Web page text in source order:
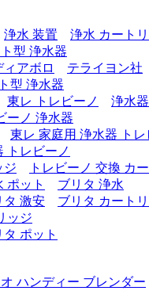
浄水 装置
浄水 カート
型 浄水器
アボロ
テライヨン社
型 浄水器
東レ トレビーノ
浄水
ーノ 浄水器
東レ 家庭用 浄水器 トレ
トレビーノ
ジ
トレビーノ 交換 カ
ポット
ブリタ 浄水
タ 激安
ブリタ カート
ッジ
タ ポット
ハンディー ブレンダー